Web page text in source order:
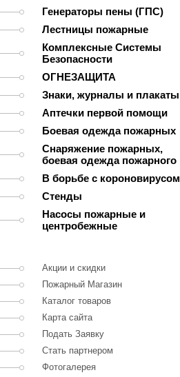
Генераторы пены (ГПС)
Лестницы пожарные
Комплексные Системы
Безопасности
ОГНЕЗАЩИТА
Знаки, журналы и плакаты
Аптечки первой помощи
Боевая одежда пожарных
Снаряжение пожарных,
боевая одежда пожарного
В борьбе с короновирусом
Стенды
Насосы пожарные и
центробежные
Акции и скидки
Пожарный Магазин
Каталог товаров
Карта сайта
Подать Заявку
Стать партнером
Фотогалерея